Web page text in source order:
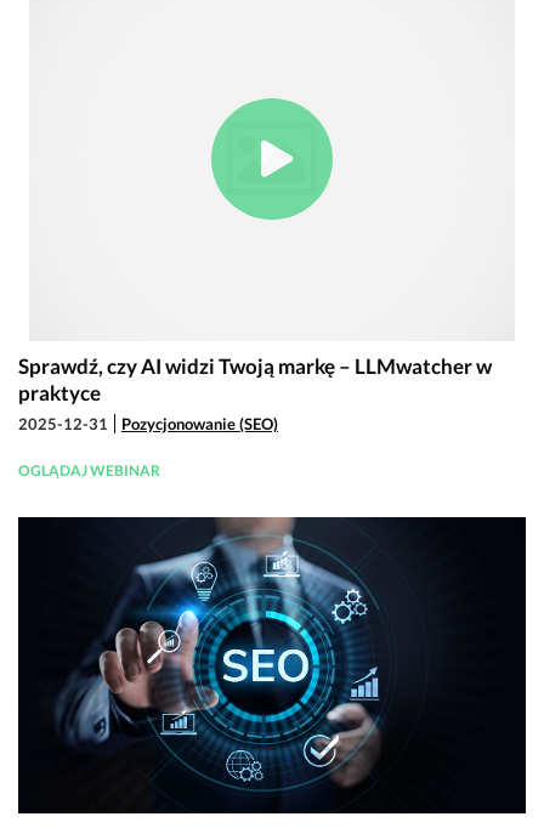
Sprawdź, czy AI widzi Twoją markę – LLMwatcher w
praktyce
2025-12-31 Pozycjonowanie (SEO)
OGLĄDAJ WEBINAR